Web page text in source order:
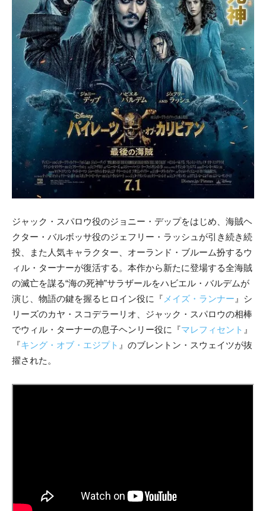
ジャック・スパロウ役のジョニー・デップをはじめ、海賊ヘ
クター・バルボッサ役のジェフリー・ラッシュが引き続き続
投、また人気キャラクター、オーランド・ブルーム扮するウ
ィル・ターナーが復活する。本作から新たに登場する全海賊
の滅亡を謀る“海の死神”サラザールをハビエル・バルデムが
演じ、物語の鍵を握るヒロイン役に『 メイズ・ランナー 』シ
リーズのカヤ・スコデラーリオ、ジャック・スパロウの相棒
でウィル・ターナーの息子ヘンリー役に『マレフィセント 』
『キング・オブ・エジプト 』のブレントン・スウェイツが抜
擢された。